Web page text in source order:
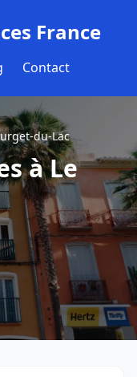
France
Contact
du-Lac
à Le